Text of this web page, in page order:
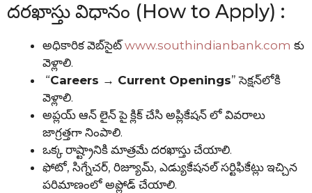
దరఖాస్తు విధానం (How to Apply) :
అధికారిక వెబ్‌సైట్www.southindianbank.com కు
వెళ్లాలి.
“Careers → Current Openings” సెక్షన్‌లోకి
వెళ్లాలి.
అప్లయ్ ఆన్ లైన్ పై క్లిక్ చేసి అప్లికేషన్ లో వివరాలు
జాగ్రత్తగా నింపాలి.
ఒక్క రాష్ట్రానికి మాత్రమే దరఖాస్తు చేయాలి.
ఫోటో, సిగ్నేచర్, రిజ్యూమ్, ఎడ్యుకేషనల్ సర్టిఫికేట్లు ఇచ్చిన
పరిమాణంలో అప్లోడ్ చేయాలి.